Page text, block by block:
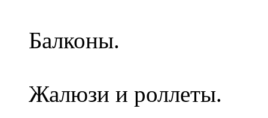
Балконы.
Жалюзи и роллеты.